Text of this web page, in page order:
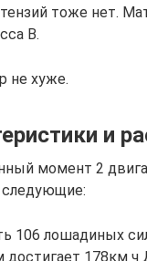
тоже нет.
В.
не хуже.
и
момент 2
следующие:
106 лошадиных
достигает 178км